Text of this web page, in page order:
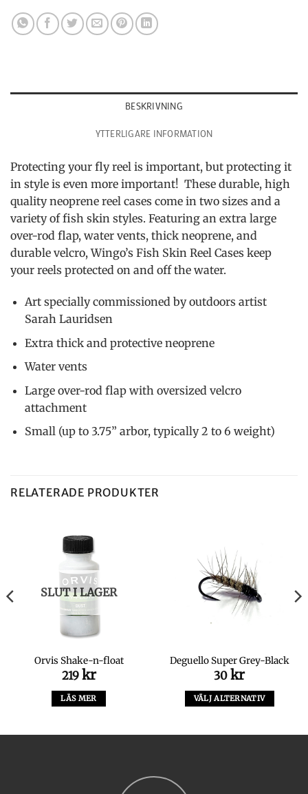
BESKRIVNING
YTTERLIGARE INFORMATION
Protecting your fly reel is important, but protecting it
in style is even more important! These durable, high
quality neoprene reel cases come in two sizes and a
variety of fish skin styles. Featuring an extra large
over-rod flap, water vents, thick neoprene, and
durable velcro, Wingo’s Fish Skin Reel Cases keep
your reels protected on and off the water.
Art specially commissioned by outdoors artist
Sarah Lauridsen
Extra thick and protective neoprene
Water vents
Large over-rod flap with oversized velcro
attachment
Small (up to 3.75” arbor, typically 2 to 6 weight)
RELATERADE PRODUKTER
SLUT I LAGER
Orvis Shake-n-float
219 kr
LÄS MER
Deguello Super Grey-Black
30 kr
VÄLJ ALTERNATIV